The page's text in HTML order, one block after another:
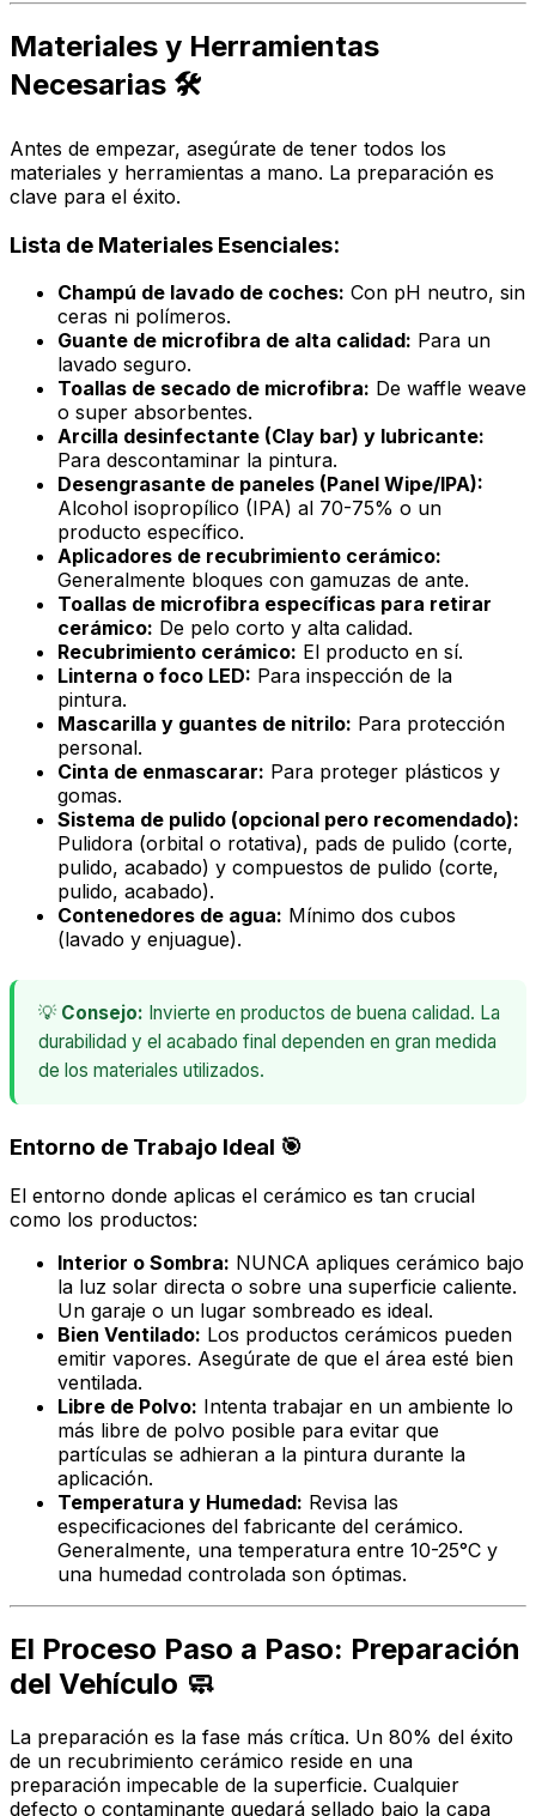
Materiales y Herramientas
Necesarias 🛠️
Antes de empezar, asegúrate de tener todos los
materiales y herramientas a mano. La preparación es
clave para el éxito.
Lista de Materiales Esenciales:
Champú de lavado de coches: Con pH neutro, sin
ceras ni polímeros.
Guante de microfibra de alta calidad: Para un
lavado seguro.
Toallas de secado de microfibra: De waffle weave
o super absorbentes.
Arcilla desinfectante (Clay bar) y lubricante:
Para descontaminar la pintura.
Desengrasante de paneles (Panel Wipe/IPA):
Alcohol isopropílico (IPA) al 70-75% o un
producto específico.
Aplicadores de recubrimiento cerámico:
Generalmente bloques con gamuzas de ante.
Toallas de microfibra específicas para retirar
cerámico: De pelo corto y alta calidad.
Recubrimiento cerámico: El producto en sí.
Linterna o foco LED: Para inspección de la
pintura.
Mascarilla y guantes de nitrilo: Para protección
personal.
Cinta de enmascarar: Para proteger plásticos y
gomas.
Sistema de pulido (opcional pero recomendado):
Pulidora (orbital o rotativa), pads de pulido (corte,
pulido, acabado) y compuestos de pulido (corte,
pulido, acabado).
Contenedores de agua: Mínimo dos cubos
(lavado y enjuague).
💡 Consejo: Invierte en productos de buena calidad. La
durabilidad y el acabado final dependen en gran medida
de los materiales utilizados.
Entorno de Trabajo Ideal 🎯
El entorno donde aplicas el cerámico es tan crucial
como los productos:
Interior o Sombra: NUNCA apliques cerámico bajo
la luz solar directa o sobre una superficie caliente.
Un garaje o un lugar sombreado es ideal.
Bien Ventilado: Los productos cerámicos pueden
emitir vapores. Asegúrate de que el área esté bien
ventilada.
Libre de Polvo: Intenta trabajar en un ambiente lo
más libre de polvo posible para evitar que
partículas se adhieran a la pintura durante la
aplicación.
Temperatura y Humedad: Revisa las
especificaciones del fabricante del cerámico.
Generalmente, una temperatura entre 10-25°C y
una humedad controlada son óptimas.
El Proceso Paso a Paso: Preparación
del Vehículo 🧼
La preparación es la fase más crítica. Un 80% del éxito
de un recubrimiento cerámico reside en una
preparación impecable de la superficie. Cualquier
defecto o contaminante quedará sellado bajo la capa